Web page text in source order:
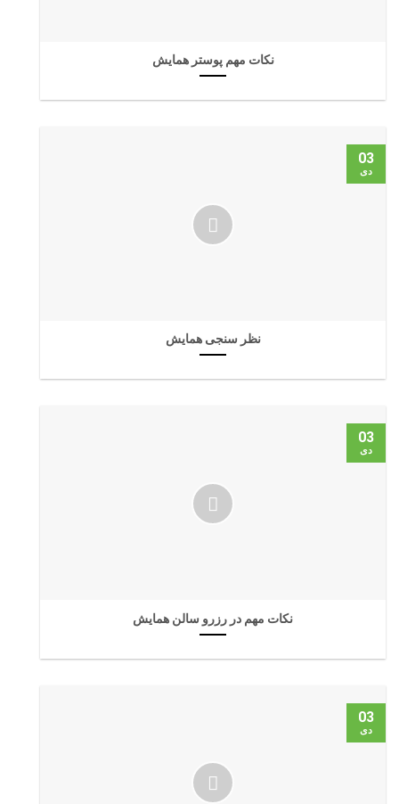
نکات مهم پوستر همایش
نظر سنجی همایش
03
دی
نکات مهم در رزرو سالن همایش
03
دی
03
دی